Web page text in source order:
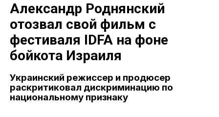
Александр Роднянский
отозвал свой фильм с
фестиваля IDFA на фоне
бойкота Израиля
Украинский режиссер и продюсер
раскритиковал дискриминацию по
национальному признаку